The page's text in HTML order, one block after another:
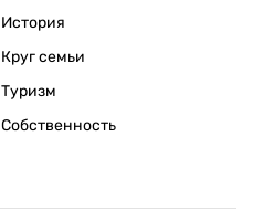
История
Круг семьи
Туризм
Собственность